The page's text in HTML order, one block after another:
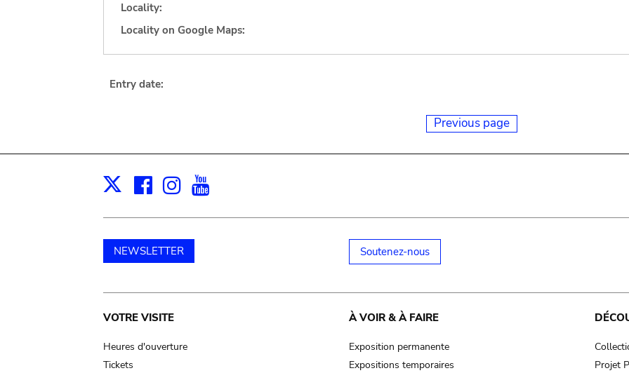
Locality:
Locality on Google Maps:
Entry date:
Previous page
X Facebook
Instagram
NEWSLETTER Soutenez-nous
Main
navigation
VOTRE VISITE
Heures d'ouverture
Tickets
À VOIR & À FAIRE
Exposition permanente
Expositions temporaires
Projet